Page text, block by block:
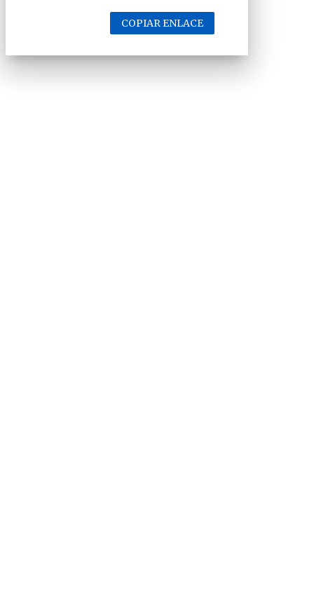
COPIAR ENLACE